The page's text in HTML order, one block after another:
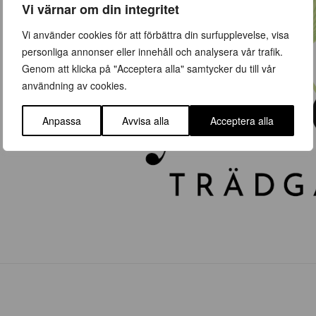
Vi värnar om din integritet
Vi använder cookies för att förbättra din surfupplevelse, visa
personliga annonser eller innehåll och analysera vår trafik.
Genom att klicka på "Acceptera alla" samtycker du till vår
användning av cookies.
Anpassa Avvisa alla Acceptera alla